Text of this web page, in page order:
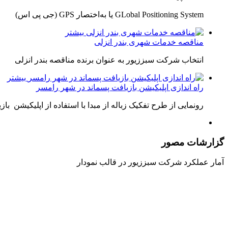
GLobal Positioning System یا به‌اختصار GPS (جی پی اس)
بیشتر
مناقصه خدمات شهری بندر انزلی
انتخاب شرکت سبززیور به عنوان برنده مناقصه بندر انزلی
بیشتر
راه اندازی اپلیکیشن بازیافت پسماند در شهر رامسر
رونمایی از طرح تفکیک زباله از مبدا با استفاده از اپلیکیشن
گزارشات مصور
آمار عملکرد شرکت سبززیور در قالب نمودار